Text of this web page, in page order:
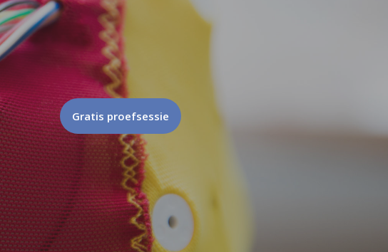
Gratis proefsessie